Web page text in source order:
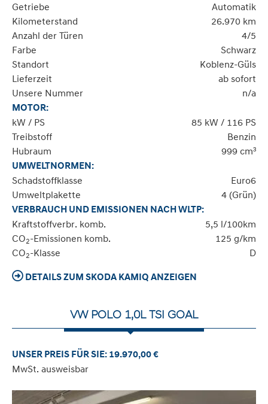
Getriebe
Automatik
Kilometerstand
26.970 km
Anzahl der Türen
4/5
Farbe
Schwarz
Standort
Koblenz-Güls
Lieferzeit
ab sofort
Unsere Nummer
n/a
MOTOR:
kW / PS
85 kW / 116 PS
Treibstoff
Benzin
Hubraum
999 cm³
UMWELTNORMEN:
Schadstoffklasse
Euro6
Umweltplakette
4 (Grün)
VERBRAUCH UND EMISSIONEN NACH WLTP:
Kraftstoffverbr. komb.
5,5 l/100km
CO2-Emissionen komb.
125 g/km
CO2-Klasse D
DETAILS ZUM SKODA KAMIQ ANZEIGEN
VW POLO 1,0L TSI GOAL
UNSER PREIS FÜR SIE: 19.970,00 €
MwSt. ausweisbar